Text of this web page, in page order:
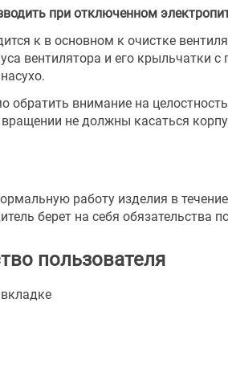
при отключенном
к в основном к очистке
вентилятора и его крыльчатки
обратить внимание на
не должны касаться
работу изделия в течение
берет на себя обязательства
пользователя